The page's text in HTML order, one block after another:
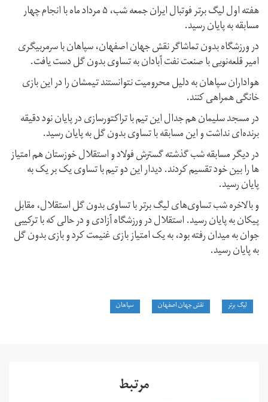
هفته اول لیگ برتر فوتبال ایران جمعه شب، ۵ مرداد ماه با انجام چهار
مسابقه به پایان رسید.
در ورزشگاه بدون تماشاگر نقش جهان اصفهان، سپاهان با سرمربیگری
امیر قلعه‌نویی با صنعت نفت آبادان به تساوی بدون گل دست یافت.
هواداران سپاهان به دلیل محرومیت نتوانستند تیمشان را در این بازی
خانگی همراهی کنند.
در مسجد سلیمان هم جدال این تیم با تراکتورسازی در پایان نود دقیقه
برنده‌ای نداشت و این مسابقه با تساوی بدون گل به پایان رسید.
در دیگر مسابقه شب گذشته گسترش فولاد و استقلال خوزستان هم امتیاز
ها را بین خود تقسیم کردند. دیدار این دو تیم با تساوی یک بر یک به
پایان رسید.
و بالاخره شب تساوی‌های لیگ برتر با تساوی بدون گل استقلال، مقابل
پیکان به پایان رسید. استقلال در ورزشگاه آزادی و در حالی که با ترکیبی
جوان به میدان رفته بود، به یک امتیاز بازی غنیمت کرد و بازی بدون گل
به پایان رسید.
لیگ برتر نقش جهان اصفهان سپاهان
مرتبط